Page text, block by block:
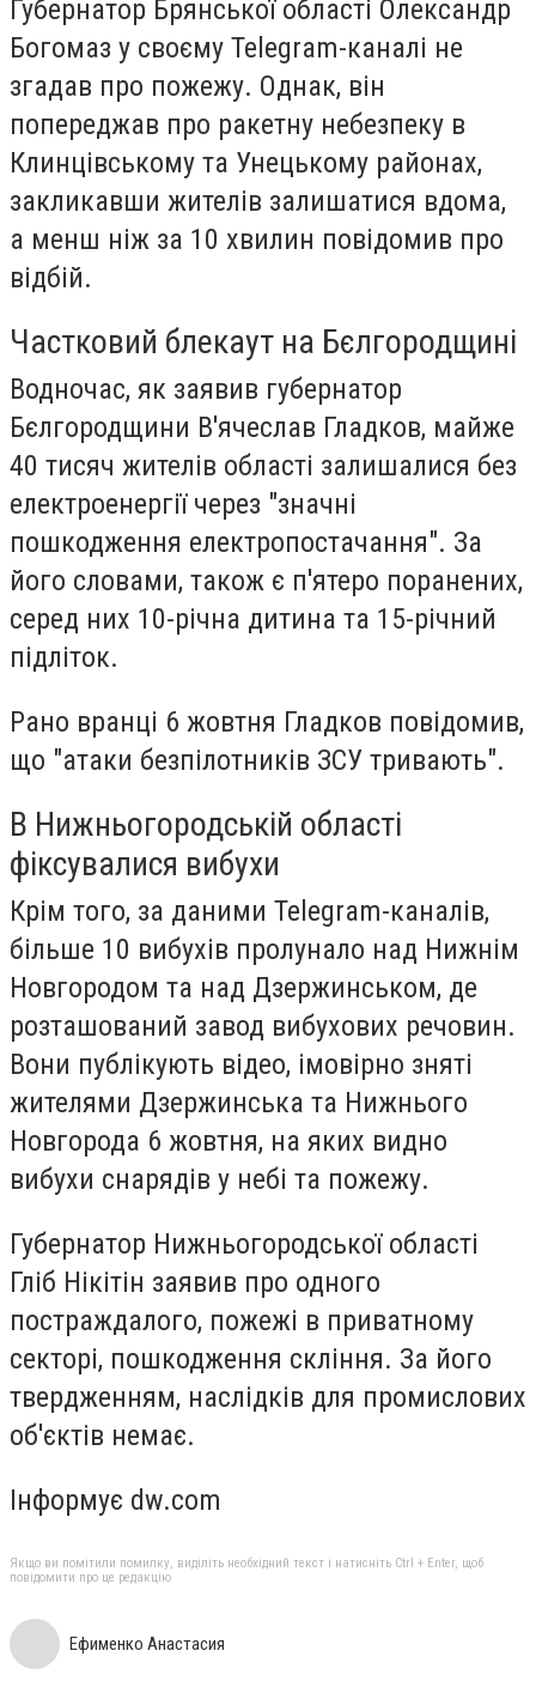
Губернатор Брянської області Олександр
Богомаз у своєму Telegram-каналі не
згадав про пожежу. Однак, він
попереджав про ракетну небезпеку в
Клинцівському та Унецькому районах,
закликавши жителів залишатися вдома,
а менш ніж за 10 хвилин повідомив про
відбій.
Частковий блекаут на Бєлгородщині
Водночас, як заявив губернатор
Бєлгородщини В'ячеслав Гладков, майже
40 тисяч жителів області залишалися без
електроенергії через "значні
пошкодження електропостачання". За
його словами, також є п'ятеро поранених,
серед них 10-річна дитина та 15-річний
підліток.
Рано вранці 6 жовтня Гладков повідомив,
що "атаки безпілотників ЗСУ тривають".
В Нижньогородській області
фіксувалися вибухи
Крім того, за даними Telegram-каналів,
більше 10 вибухів пролунало над Нижнім
Новгородом та над Дзержинськом, де
розташований завод вибухових речовин.
Вони публікують відео, імовірно зняті
жителями Дзержинська та Нижнього
Новгорода 6 жовтня, на яких видно
вибухи снарядів у небі та пожежу.
Губернатор Нижньогородської області
Гліб Нікітін заявив про одного
постраждалого, пожежі в приватному
секторі, пошкодження скління. За його
твердженням, наслідків для промислових
об'єктів немає.
Інформує dw.com
Якщо ви помітили помилку, виділіть необхідний текст і натисніть Ctrl + Enter, щоб
повідомити про це редакцію
Ефименко Анастасия